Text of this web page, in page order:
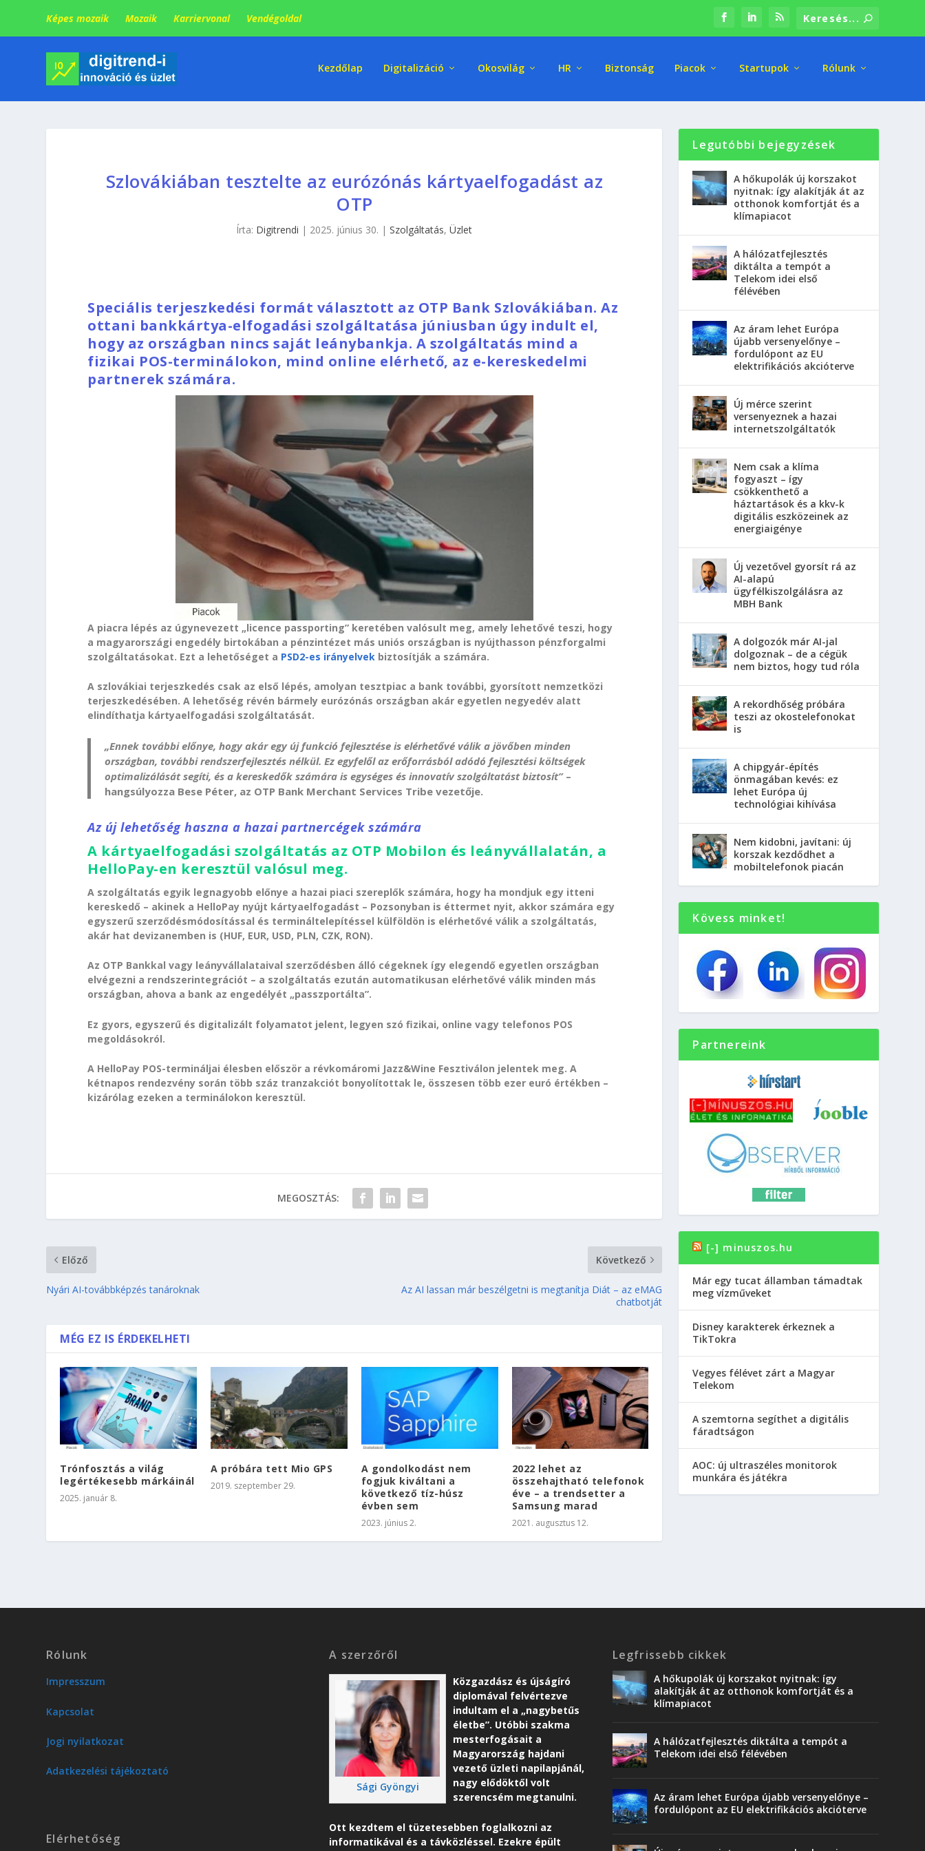
Képes mozaik Mozaik Karriervonal Vendégoldal
Kezdőlap Digitalizáció Okosvilág HR Biztonság Piacok Startupok Rólunk
Szlovákiában tesztelte az eurózónás kártyaelfogadást az
OTP
Írta: Digitrendi | 2025. június 30. |Szolgáltatás,Üzlet
Speciális terjeszkedési formát választott az OTP Bank Szlovákiában. Az
ottani bankkártya-elfogadási szolgáltatása júniusban úgy indult el,
hogy az országban nincs saját leánybankja. A szolgáltatás mind a
fizikai POS-terminálokon, mind online elérhető, az e-kereskedelmi
partnerek számára.
A piacra lépés az úgynevezett „licence passporting” keretében valósult meg, amely lehetővé teszi, hogy
a magyarországi engedély birtokában a pénzintézet más uniós országban is nyújthasson pénzforgalmi
szolgáltatásokat. Ezt a lehetőséget a PSD2-es irányelvek biztosítják a számára.
A szlovákiai terjeszkedés csak az első lépés, amolyan tesztpiac a bank további, gyorsított nemzetközi
terjeszkedésében. A lehetőség révén bármely eurózónás országban akár egyetlen negyedév alatt
elindíthatja kártyaelfogadási szolgáltatását.
„Ennek további előnye, hogy akár egy új funkció fejlesztése is elérhetővé válik a jövőben minden
országban, további rendszerfejlesztés nélkül. Ez egyfelől az erőforrásból adódó fejlesztési költségek
optimalizálását segíti, és a kereskedők számára is egységes és innovatív szolgáltatást biztosít” –
hangsúlyozza Bese Péter, az OTP Bank Merchant Services Tribe vezetője.
Az új lehetőség haszna a hazai partnercégek számára
A kártyaelfogadási szolgáltatás az OTP Mobilon és leányvállalatán, a
HelloPay-en keresztül valósul meg.
A szolgáltatás egyik legnagyobb előnye a hazai piaci szereplők számára, hogy ha mondjuk egy itteni
kereskedő – akinek a HelloPay nyújt kártyaelfogadást – Pozsonyban is éttermet nyit, akkor számára egy
egyszerű szerződésmódosítással és termináltelepítéssel külföldön is elérhetővé válik a szolgáltatás,
akár hat devizanemben is (HUF, EUR, USD, PLN, CZK, RON).
Az OTP Bankkal vagy leányvállalataival szerződésben álló cégeknek így elegendő egyetlen országban
elvégezni a rendszerintegrációt – a szolgáltatás ezután automatikusan elérhetővé válik minden más
országban, ahova a bank az engedélyét „passzportálta”.
Ez gyors, egyszerű és digitalizált folyamatot jelent, legyen szó fizikai, online vagy telefonos POS
megoldásokról.
A HelloPay POS-termináljai élesben először a révkomáromi Jazz&Wine Fesztiválon jelentek meg. A
kétnapos rendezvény során több száz tranzakciót bonyolítottak le, összesen több ezer euró értékben –
kizárólag ezeken a terminálokon keresztül.
MEGOSZTÁS:
Előző
Nyári AI-továbbképzés tanároknak
Következő
Az AI lassan már beszélgetni is megtanítja Diát – az eMAG
chatbotját
MÉG EZ IS ÉRDEKELHETI
Trónfosztás a világ
legértékesebb márkáinál
2025. január 8.
A próbára tett Mio GPS
2019. szeptember 29.
A gondolkodást nem
fogjuk kiváltani a
következő tíz-húsz
évben sem
2023. június 2.
2022 lehet az
összehajtható telefonok
éve – a trendsetter a
Samsung marad
2021. augusztus 12.
Legutóbbi bejegyzések
A hőkupolák új korszakot
nyitnak: így alakítják át az
otthonok komfortját és a
klímapiacot
A hálózatfejlesztés
diktálta a tempót a
Telekom idei első
félévében
Az áram lehet Európa
újabb versenyelőnye –
fordulópont az EU
elektrifikációs akcióterve
Új mérce szerint
versenyeznek a hazai
internetszolgáltatók
Nem csak a klíma
fogyaszt – így
csökkenthető a
háztartások és a kkv-k
digitális eszközeinek az
energiaigénye
Új vezetővel gyorsít rá az
AI-alapú
ügyfélkiszolgálásra az
MBH Bank
A dolgozók már AI-jal
dolgoznak – de a cégük
nem biztos, hogy tud róla
A rekordhőség próbára
teszi az okostelefonokat
is
A chipgyár-építés
önmagában kevés: ez
lehet Európa új
technológiai kihívása
Nem kidobni, javítani: új
korszak kezdődhet a
mobiltelefonok piacán
Kövess minket!
Partnereink
[-] minuszos.hu
Már egy tucat államban támadtak
meg vízműveket
Disney karakterek érkeznek a
TikTokra
Vegyes félévet zárt a Magyar
Telekom
A szemtorna segíthet a digitális
fáradtságon
AOC: új ultraszéles monitorok
munkára és játékra
Rólunk
Impresszum
Kapcsolat
Jogi nyilatkozat
Adatkezelési tájékoztató
Elérhetőség
A szerzőről
Sági Gyöngyi
Közgazdász és újságíró
diplomával felvértezve
indultam el a „nagybetűs
életbe”. Utóbbi szakma
mesterfogásait a
Magyarország hajdani
vezető üzleti napilapjánál,
nagy elődöktől volt
szerencsém megtanulni.
Ott kezdtem el tüzetesebben foglalkozni az
informatikával és a távközléssel. Ezekre épült
Legfrissebb cikkek
A hőkupolák új korszakot nyitnak: így
alakítják át az otthonok komfortját és a
klímapiacot
A hálózatfejlesztés diktálta a tempót a
Telekom idei első félévében
Az áram lehet Európa újabb versenyelőnye –
fordulópont az EU elektrifikációs akcióterve